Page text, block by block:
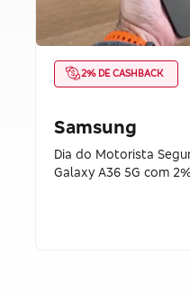
2% DE CASHBACK
Samsung
Dia do Motorista
Galaxy A36 5G com